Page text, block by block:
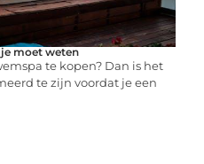
je moet weten
te kopen? Dan is het
te zijn voordat je een